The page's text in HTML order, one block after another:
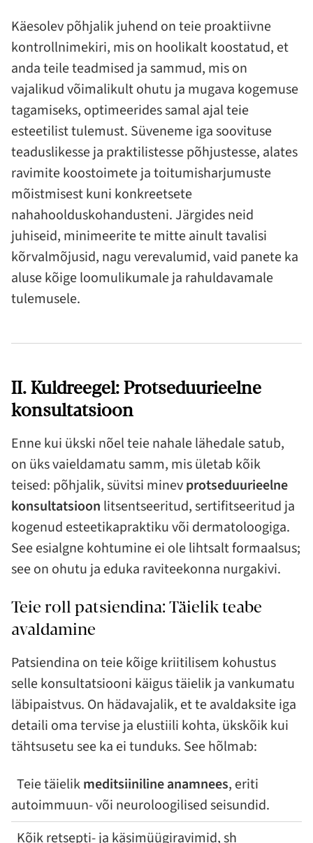
Käesolev põhjalik juhend on teie proaktiivne
kontrollnimekiri, mis on hoolikalt koostatud, et
anda teile teadmised ja sammud, mis on
vajalikud võimalikult ohutu ja mugava kogemuse
tagamiseks, optimeerides samal ajal teie
esteetilist tulemust. Süveneme iga soovituse
teaduslikesse ja praktilistesse põhjustesse, alates
ravimite koostoimete ja toitumisharjumuste
mõistmisest kuni konkreetsete
nahahoolduskohandusteni. Järgides neid
juhiseid, minimeerite te mitte ainult tavalisi
kõrvalmõjusid, nagu verevalumid, vaid panete ka
aluse kõige loomulikumale ja rahuldavamale
tulemusele.
II. Kuldreegel: Protseduurieelne
konsultatsioon
Enne kui ükski nõel teie nahale lähedale satub,
on üks vaieldamatu samm, mis ületab kõik
teised: põhjalik, süvitsi minevprotseduurieelne
konsultatsioon litsentseeritud, sertifitseeritud ja
kogenud esteetikapraktiku või dermatoloogiga.
See esialgne kohtumine ei ole lihtsalt formaalsus;
see on ohutu ja eduka raviteekonna nurgakivi.
Teie roll patsiendina: Täielik teabe
avaldamine
Patsiendina on teie kõige kriitilisem kohustus
selle konsultatsiooni käigus täielik ja vankumatu
läbipaistvus. On hädavajalik, et te avaldaksite iga
detaili oma tervise ja elustiili kohta, ükskõik kui
tähtsusetu see ka ei tunduks. See hõlmab:
Teie täielikmeditsiiniline anamnees, eriti
autoimmuun- või neuroloogilised seisundid.
Kõik retsepti- ja käsimüügiravimid, sh